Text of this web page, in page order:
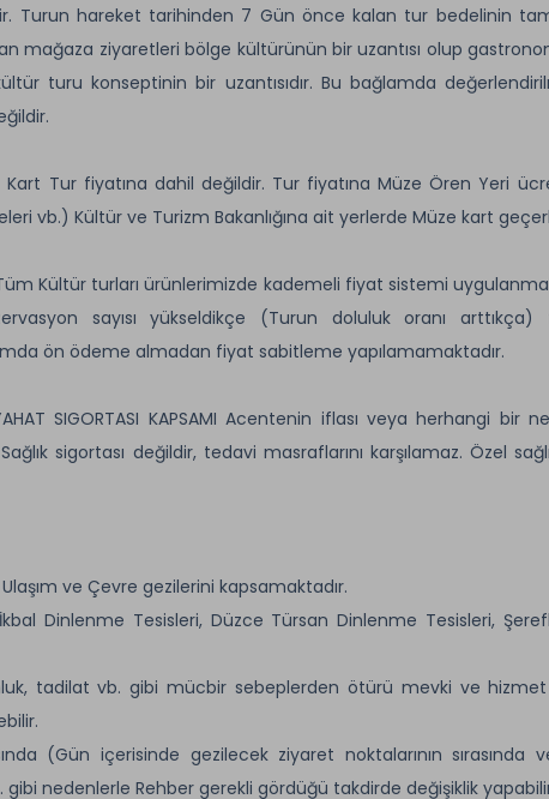
Turun hareket tarihinden 7 Gün önce kalan tur bedelinin
mağaza ziyaretleri bölge kültürünün bir uzantısı olup
turu konseptinin bir uzantısıdır. Bu bağlamda
Kart Tur fiyatına dahil değildir. Tur fiyatına Müze Ören Yeri
vb.) Kültür ve Turizm Bakanlığına ait yerlerde Müze kart
Tüm Kültür turları ürünlerimizde kademeli fiyat sistemi
sayısı yükseldikçe (Turun doluluk oranı
ön ödeme almadan fiyat sabitleme yapılamamaktadır.
SIGORTASI KAPSAMI Acentenin iflası veya herhangi
sigortası değildir, tedavi masraflarını karşılamaz. Özel
ve Çevre gezilerini kapsamaktadır.
Dinlenme Tesisleri, Düzce Türsan Dinlenme Tesisleri,
tadilat vb. gibi mücbir sebeplerden ötürü mevki ve hizmet
(Gün içerisinde gezilecek ziyaret noktalarının sırasında
nedenlerle Rehber gerekli gördüğü takdirde değişiklik